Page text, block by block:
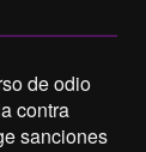
de odio
contra
sanciones